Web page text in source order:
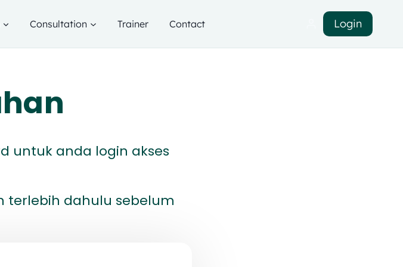
Consultation Trainer Contact Login
untuk anda login akses
terlebih dahulu sebelum